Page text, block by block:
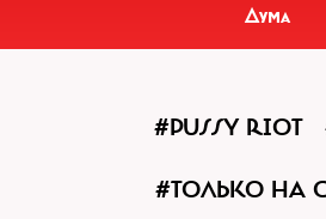
Дума
#PUSSY RIOT
#ТОЛЬКО НА